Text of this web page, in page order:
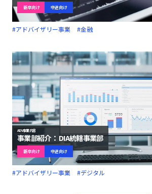
新卒向け 中途向け
#アドバイザリー事業 #金融
ADV事業内容
事業部紹介： DIA統轄事業部
新卒向け 中途向け
#アドバイザリー事業 #デジタル